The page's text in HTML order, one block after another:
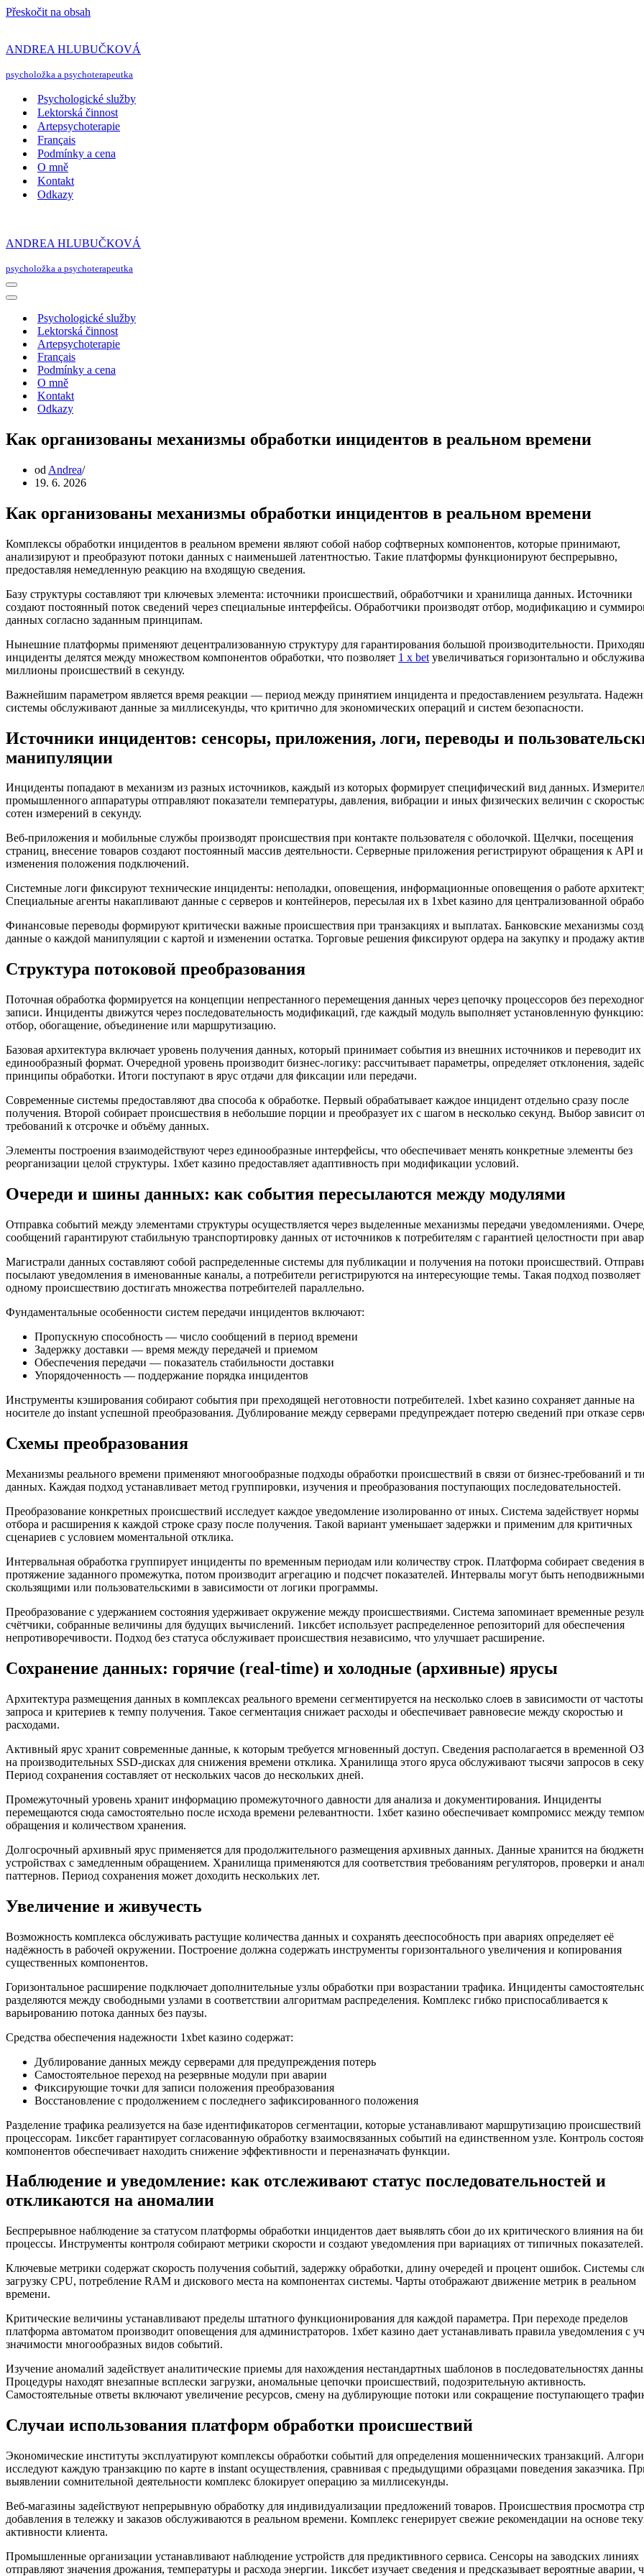
Přeskočit na obsah
ANDREA HLUBUČKOVÁ
psycholožka a psychoterapeutka
Psychologické služby
Lektorská činnost
Artepsychoterapie
Français
Podmínky a cena
O mně
Kontakt
Odkazy
ANDREA HLUBUČKOVÁ
psycholožka a psychoterapeutka
Navigační
menu
Navigační
Psychologické služby
Lektorská činnost
Artepsychoterapie
Français
Podmínky a cena
O mně
Kontakt
Odkazy
Как организованы механизмы обработки инцидентов в реальном времени
od Andrea
19. 6. 2026
Как организованы механизмы обработки инцидентов в реальном времени
Комплексы обработки инцидентов в реальном времени являют собой набор софтверных компонентов, которые принимают,
анализируют и преобразуют потоки данных с наименьшей латентностью. Такие платформы функционируют беспрерывно,
предоставляя немедленную реакцию на входящую сведения.
Базу структуры составляют три ключевых элемента: источники происшествий, обработчики и хранилища данных. Источники
создают постоянный поток сведений через специальные интерфейсы. Обработчики производят отбор, модификацию и
данных согласно заданным принципам.
Нынешние платформы применяют децентрализованную структуру для гарантирования большой производительности.
инциденты делятся между множеством компонентов обработки, что позволяет 1 x bet увеличиваться горизонтально и
миллионы происшествий в секунду.
Важнейшим параметром является время реакции — период между принятием инцидента и предоставлением результата.
системы обслуживают данные за миллисекунды, что критично для экономических операций и систем безопасности.
Источники инцидентов: сенсоры, приложения, логи, переводы и
манипуляции
Инциденты попадают в механизм из разных источников, каждый из которых формирует специфический вид данных.
промышленного аппаратуры отправляют показатели температуры, давления, вибрации и иных физических величин с
сотен измерений в секунду.
Веб-приложения и мобильные службы производят происшествия при контакте пользователя с оболочкой. Щелчки, посещения
страниц, внесение товаров создают постоянный массив деятельности. Серверные приложения регистрируют обращения к API и
изменения положения подключений.
Системные логи фиксируют технические инциденты: неполадки, оповещения, информационные оповещения о работе
Специальные агенты накапливают данные с серверов и контейнеров, пересылая их в 1xbet казино для централизованной
Финансовые переводы формируют критически важные происшествия при транзакциях и выплатах. Банковские механизмы
данные о каждой манипуляции с картой и изменении остатка. Торговые решения фиксируют ордера на закупку и продажу
Структура потоковой преобразования
Поточная обработка формируется на концепции непрестанного перемещения данных через цепочку процессоров без
записи. Инциденты движутся через последовательность модификаций, где каждый модуль выполняет установленную функцию:
отбор, обогащение, объединение или маршрутизацию.
Базовая архитектура включает уровень получения данных, который принимает события из внешних источников и переводит их
единообразный формат. Очередной уровень производит бизнес-логику: рассчитывает параметры, определяет отклонения,
принципы обработки. Итоги поступают в ярус отдачи для фиксации или передачи.
Современные системы предоставляют два способа к обработке. Первый обрабатывает каждое инцидент отдельно сразу после
получения. Второй собирает происшествия в небольшие порции и преобразует их с шагом в несколько секунд. Выбор зависит
требований к отсрочке и объёму данных.
Элементы построения взаимодействуют через единообразные интерфейсы, что обеспечивает менять конкретные элементы без
реорганизации целой структуры. 1хбет казино предоставляет адаптивность при модификации условий.
Очереди и шины данных: как события пересылаются между модулями
Отправка событий между элементами структуры осуществляется через выделенные механизмы передачи уведомлениями.
сообщений гарантируют стабильную транспортировку данных от источников к потребителям с гарантией целостности при
Магистрали данных составляют собой распределенные системы для публикации и получения на потоки происшествий.
посылают уведомления в именованные каналы, а потребители регистрируются на интересующие темы. Такая подход позволяет
одному происшествию достигать множества потребителей параллельно.
Фундаментальные особенности систем передачи инцидентов включают:
Пропускную способность — число сообщений в период времени
Задержку доставки — время между передачей и приемом
Обеспечения передачи — показатель стабильности доставки
Упорядоченность — поддержание порядка инцидентов
Инструменты кэширования собирают события при преходящей неготовности потребителей. 1xbet казино сохраняет данные на
носителе до instant успешной преобразования. Дублирование между серверами предупреждает потерю сведений при отказе
Схемы преобразования
Механизмы реального времени применяют многообразные подходы обработки происшествий в связи от бизнес-требований и
данных. Каждая подход устанавливает метод группировки, изучения и преобразования поступающих последовательностей.
Преобразование конкретных происшествий исследует каждое уведомление изолированно от иных. Система задействует нормы
отбора и расширения к каждой строке сразу после получения. Такой вариант уменьшает задержки и применим для критичных
сценариев с условием моментальной отклика.
Интервальная обработка группирует инциденты по временным периодам или количеству строк. Платформа собирает сведения в
протяжение заданного промежутка, потом производит агрегацию и подсчет показателей. Интервалы могут быть
скользящими или пользовательскими в зависимости от логики программы.
Преобразование с удержанием состояния удерживает окружение между происшествиями. Система запоминает временные
счётчики, собранные величины для будущих вычислений. 1иксбет использует распределенное репозиторий для обеспечения
непротиворечивости. Подход без статуса обслуживает происшествия независимо, что улучшает расширение.
Сохранение данных: горячие (real-time) и холодные (архивные) ярусы
Архитектура размещения данных в комплексах реального времени сегментируется на несколько слоев в зависимости от частоты
запроса и критериев к темпу получения. Такое сегментация снижает расходы и обеспечивает равновесие между скоростью и
расходами.
Активный ярус хранит современные данные, к которым требуется мгновенный доступ. Сведения располагается в временной
на производительных SSD-дисках для снижения времени отклика. Хранилища этого яруса обслуживают тысячи запросов в
Период сохранения составляет от нескольких часов до нескольких дней.
Промежуточный уровень хранит информацию промежуточного давности для анализа и документирования. Инциденты
перемещаются сюда самостоятельно после исхода времени релевантности. 1хбет казино обеспечивает компромисс между
обращения и количеством хранения.
Долгосрочный архивный ярус применяется для продолжительного размещения архивных данных. Данные хранится на
устройствах с замедленным обращением. Хранилища применяются для соответствия требованиям регуляторов, проверки и
паттернов. Период сохранения может доходить нескольких лет.
Увеличение и живучесть
Возможность комплекса обслуживать растущие количества данных и сохранять дееспособность при авариях определяет её
надёжность в рабочей окружении. Построение должна содержать инструменты горизонтального увеличения и копирования
существенных компонентов.
Горизонтальное расширение подключает дополнительные узлы обработки при возрастании трафика. Инциденты
разделяются между свободными узлами в соответствии алгоритмам распределения. Комплекс гибко приспосабливается к
варьированию потока данных без паузы.
Средства обеспечения надежности 1xbet казино содержат:
Дублирование данных между серверами для предупреждения потерь
Самостоятельное переход на резервные модули при аварии
Фиксирующие точки для записи положения преобразования
Восстановление с продолжением с последнего зафиксированного положения
Разделение трафика реализуется на базе идентификаторов сегментации, которые устанавливают маршрутизацию происшествий
процессорам. 1иксбет гарантирует согласованную обработку взаимосвязанных событий на единственном узле. Контроль
компонентов обеспечивает находить снижение эффективности и переназначать функции.
Наблюдение и уведомление: как отслеживают статус последовательностей и
откликаются на аномалии
Беспрерывное наблюдение за статусом платформы обработки инцидентов дает выявлять сбои до их критического влияния на
процессы. Инструменты контроля собирают метрики скорости и создают уведомления при вариациях от типичных показателей.
Ключевые метрики содержат скорость получения событий, задержку обработки, длину очередей и процент ошибок. Системы
загрузку CPU, потребление RAM и дискового места на компонентах системы. Чарты отображают движение метрик в реальном
времени.
Критические величины устанавливают пределы штатного функционирования для каждой параметра. При переходе пределов
платформа автоматом производит оповещения для администраторов. 1хбет казино дает устанавливать правила уведомления с
значимости многообразных видов событий.
Изучение аномалий задействует аналитические приемы для нахождения нестандартных шаблонов в последовательностях
Процедуры находят внезапные всплески загрузки, аномальные цепочки происшествий, подозрительную активность.
Самостоятельные ответы включают увеличение ресурсов, смену на дублирующие потоки или сокращение поступающего
Случаи использования платформ обработки происшествий
Экономические институты эксплуатируют комплексы обработки событий для определения мошеннических транзакций.
исследуют каждую транзакцию по карте в instant осуществления, сравнивая с предыдущими образцами поведения заказчика.
выявлении сомнительной деятельности комплекс блокирует операцию за миллисекунды.
Веб-магазины задействуют непрерывную обработку для индивидуализации предложений товаров. Происшествия просмотра
добавления в тележку и заказов обслуживаются в реальном времени. Комплекс генерирует свежие рекомендации на основе
активности клиента.
Промышленные организации устанавливают наблюдение устройств для предиктивного сервиса. Сенсоры на заводских линиях
отправляют значения дрожания, температуры и расхода энергии. 1иксбет изучает сведения и предсказывает вероятные аварии,